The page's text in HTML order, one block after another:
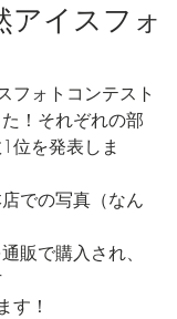
アイスフォ
フォトコンテスト
！それぞれの部
位を発表しま
での写真（なん
販で購入され、
す！